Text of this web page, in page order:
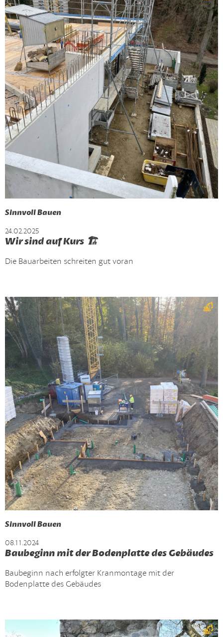
Sinnvoll Bauen
24.02.2025
Wir sind auf Kurs 🏗️
Die Bauarbeiten schreiten gut voran
Sinnvoll Bauen
08.11.2024
Baubeginn mit der Bodenplatte des Gebäudes
Baubeginn nach erfolgter Kranmontage mit der
Bodenplatte des Gebäudes